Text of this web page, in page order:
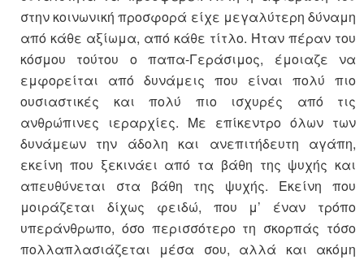
στην κοινωνική προσφορά είχε μεγαλύτερη δύναμη
από κάθε αξίωμα, από κάθε τίτλο. Ήταν πέραν του
κόσμου τούτου ο παπα-Γεράσιμος, έμοιαζε να
εμφορείται από δυνάμεις που είναι πολύ πιο
ουσιαστικές και πολύ πιο ισχυρές από τις
ανθρώπινες ιεραρχίες. Με επίκεντρο όλων των
δυνάμεων την άδολη και ανεπιτήδευτη αγάπη,
εκείνη που ξεκινάει από τα βάθη της ψυχής και
απευθύνεται στα βάθη της ψυχής. Εκείνη που
μοιράζεται δίχως φειδώ, που μ’ έναν τρόπο
υπεράνθρωπο, όσο περισσότερο τη σκορπάς τόσο
πολλαπλασιάζεται μέσα σου, αλλά και ακόμη